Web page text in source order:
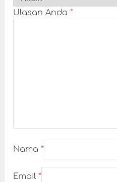
Ulasan Anda *
Nama *
Email *